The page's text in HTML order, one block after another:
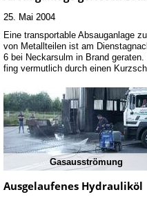
25. Mai 2004
Eine transportable Absauganlage
von Metallteilen ist am
6 bei Neckarsulm in Brand
fing vermutlich durch einen
Gasausströmung
Ausgelaufenes Hydrauliköl